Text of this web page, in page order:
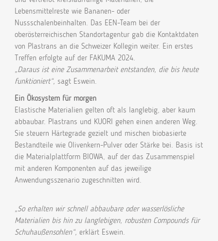
Lebensmittelreste wie Bananen- oder
Nussschalenbeinhalten. Das EEN-Team bei der
oberösterreichischen Standortagentur gab die Kontaktdaten
von Plastrans an die Schweizer Kollegin weiter. Ein erstes
Treffen erfolgte auf der FAKUMA 2024.
„Daraus ist eine Zusammenarbeit entstanden, die bis heute
funktioniert“, sagt Eswein.
Ein Ökosystem für morgen
Elastische Materialien gelten oft als langlebig, aber kaum
abbaubar. Plastrans und KUORI gehen einen anderen Weg.
Sie steuern Härtegrade gezielt und mischen biobasierte
Bestandteile wie Olivenkern-Pulver oder Stärke bei. Basis ist
die Materialplattform BIOWA, auf der das Zusammenspiel
mit anderen Komponenten auf das jeweilige
Anwendungsszenario zugeschnitten wird.
„So erhalten wir schnell abbaubare oder wasserlösliche
Materialien bis hin zu langlebigen, robusten Compounds für
Schuhaußensohlen“, erklärt Eswein.